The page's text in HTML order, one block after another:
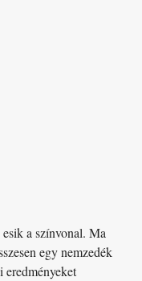
a színvonal. Ma
egy nemzedék
eredményeket